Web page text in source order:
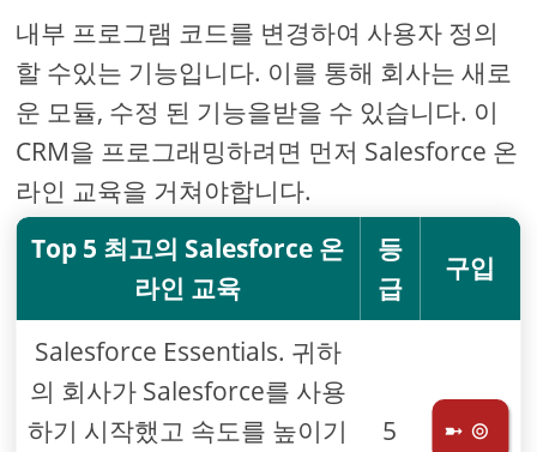
내부 프로그램 코드를 변경하여 사용자 정의
할 수있는 기능입니다. 이를 통해 회사는 새로
운 모듈, 수정 된 기능을받을 수 있습니다. 이
CRM을 프로그래밍하려면 먼저 Salesforce 온
라인 교육을 거쳐야합니다.
Top 5 최고의 Salesforce 온
라인 교육
등
급
구입
Salesforce Essentials. 귀하
의 회사가 Salesforce를 사용
하기 시작했고 속도를 높이기
5 ➼ ⊚